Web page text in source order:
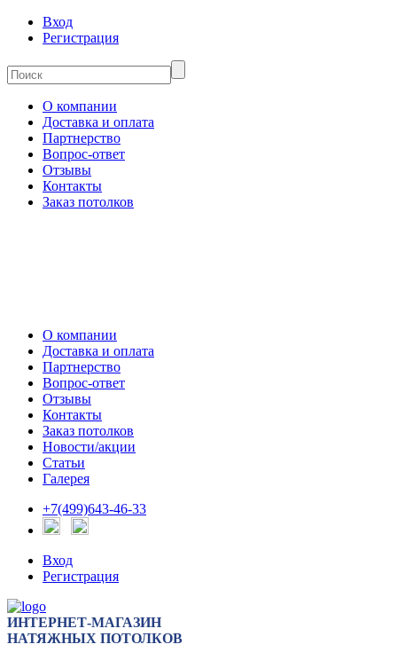
Вход
Регистрация
О компании
Доставка и оплата
Партнерство
Вопрос-ответ
Отзывы
Контакты
Заказ потолков
О компании
Доставка и оплата
Партнерство
Вопрос-ответ
Отзывы
Контакты
Заказ потолков
Новости/акции
Статьи
Галерея
+7(499)643-46-33
Вход
Регистрация
ИНТЕРНЕТ-МАГАЗИН
НАТЯЖНЫХ ПОТОЛКОВ